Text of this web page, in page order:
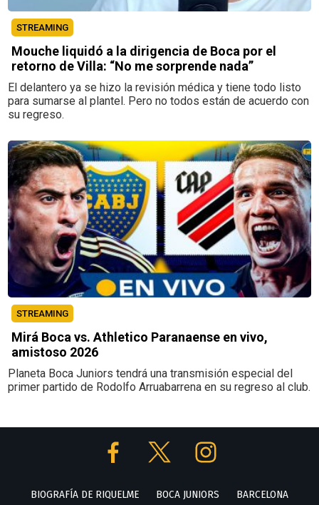
STREAMING
Mouche liquidó a la dirigencia de Boca por el
retorno de Villa: “No me sorprende nada”
El delantero ya se hizo la revisión médica y tiene todo listo
para sumarse al plantel. Pero no todos están de acuerdo con
su regreso.
STREAMING
Mirá Boca vs. Athletico Paranaense en vivo,
amistoso 2026
Planeta Boca Juniors tendrá una transmisión especial del
primer partido de Rodolfo Arruabarrena en su regreso al club.
BIOGRAFÍA DE RIQUELME BOCA JUNIORS BARCELONA